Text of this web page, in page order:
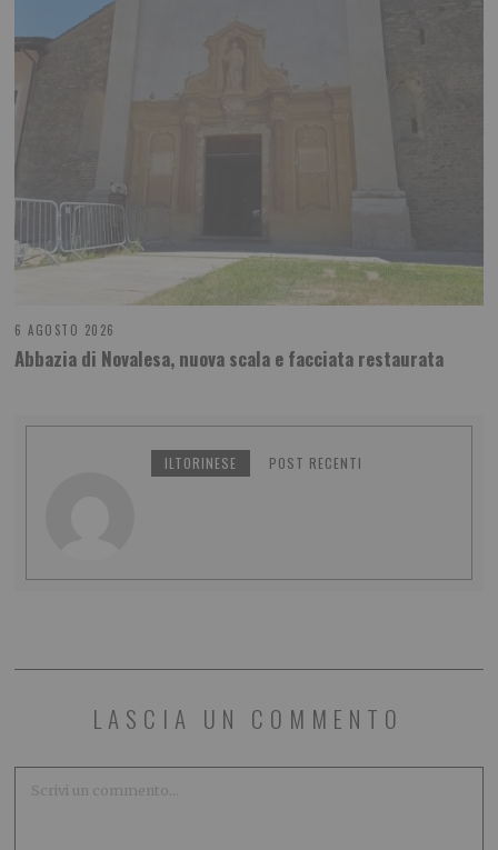
6 AGOSTO 2026
Abbazia di Novalesa, nuova scala e facciata restaurata
ILTORINESE POST RECENTI
LASCIA UN COMMENTO